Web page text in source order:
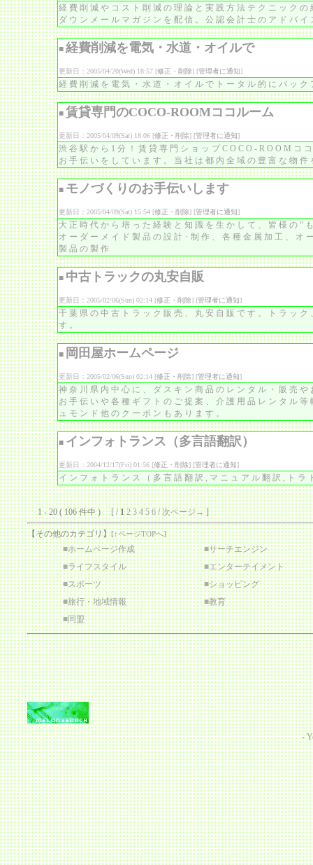
経費削減やコスト削減の理論と実践方法テクニック
ダウンメールマガジンを配信。公認会計士のアドバイ
■ 経費削減を電気・水道・オイルで
更新日：2005/04/20(Wed) 18:57 [修正・削除] [管理者に通知]
経費削減を電気・水道・オイルでトータル的にバック
■ 賃貸専門のCOCO-ROOMココルーム
更新日：2005/04/09(Sat) 18:06 [修正・削除] [管理者に通知]
渋谷駅から1分！賃貸専門ショップCOCO-ROOMコ
お手伝いをしています。当社は都内全域の豊富な物
■ モノづくりのお手伝いします
更新日：2005/04/09(Sat) 15:54 [修正・削除] [管理者に通知]
大正時代から培った経験と知識を生かして、皆様の“
オーダーメイド製品の設計･制作、各種金属加工、オ
製品の製作
■ 中古トラックの丸安自販
更新日：2005/02/06(Sun) 02:14 [修正・削除] [管理者に通知]
千葉県の中古トラック販売、丸安自販です。トラッ
す。
■ 岡田屋ホームページ
更新日：2005/02/06(Sun) 02:14 [修正・削除] [管理者に通知]
神奈川県内中心に、ダスキン商品のレンタル・販売
お手伝いや各種ギフトのご提案、介護用品レンタル
ュモンド他のクーポンもあります。
■ インフォトランス（多言語翻訳）
更新日：2004/12/17(Fri) 01:56 [修正・削除] [管理者に通知]
インフォトランス（多言語翻訳,マニュアル翻訳,トラ
1 - 20 ( 106 件中 ) [ /1 2 3 4 5 6/次ページ→]
【その他のカテゴリ】[↑ページTOPへ]
■ホームページ作成 ■サーチエンジン
■ライフスタイル ■エンターテイメント
■スポーツ ■ショッピング
■旅行・地域情報 ■教育
■同盟
-